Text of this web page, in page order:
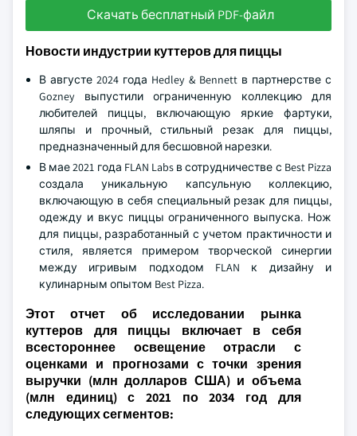
Скачать бесплатный PDF-файл
Новости индустрии куттеров для пиццы
В августе 2024 года Hedley & Bennett в партнерстве с
Gozney выпустили ограниченную коллекцию для
любителей пиццы, включающую яркие фартуки,
шляпы и прочный, стильный резак для пиццы,
предназначенный для бесшовной нарезки.
В мае 2021 года FLAN Labs в сотрудничестве с Best Pizza
создала уникальную капсульную коллекцию,
включающую в себя специальный резак для пиццы,
одежду и вкус пиццы ограниченного выпуска. Нож
для пиццы, разработанный с учетом практичности и
стиля, является примером творческой синергии
между игривым подходом FLAN к дизайну и
кулинарным опытом Best Pizza.
Этот отчет об исследовании рынка
куттеров для пиццы включает в себя
всестороннее освещение отрасли с
оценками и прогнозами с точки зрения
выручки (млн долларов США) и объема
(млн единиц) с 2021 по 2034 год для
следующих сегментов: